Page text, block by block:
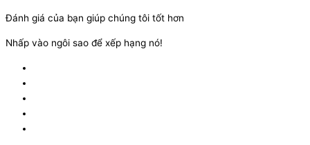
Đánh giá của bạn giúp chúng tôi tốt hơn
Nhấp vào ngôi sao để xếp hạng nó!